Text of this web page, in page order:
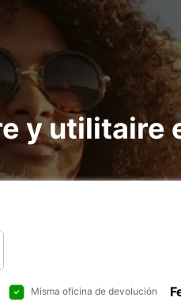
y utilitaire
Misma oficina de devolución